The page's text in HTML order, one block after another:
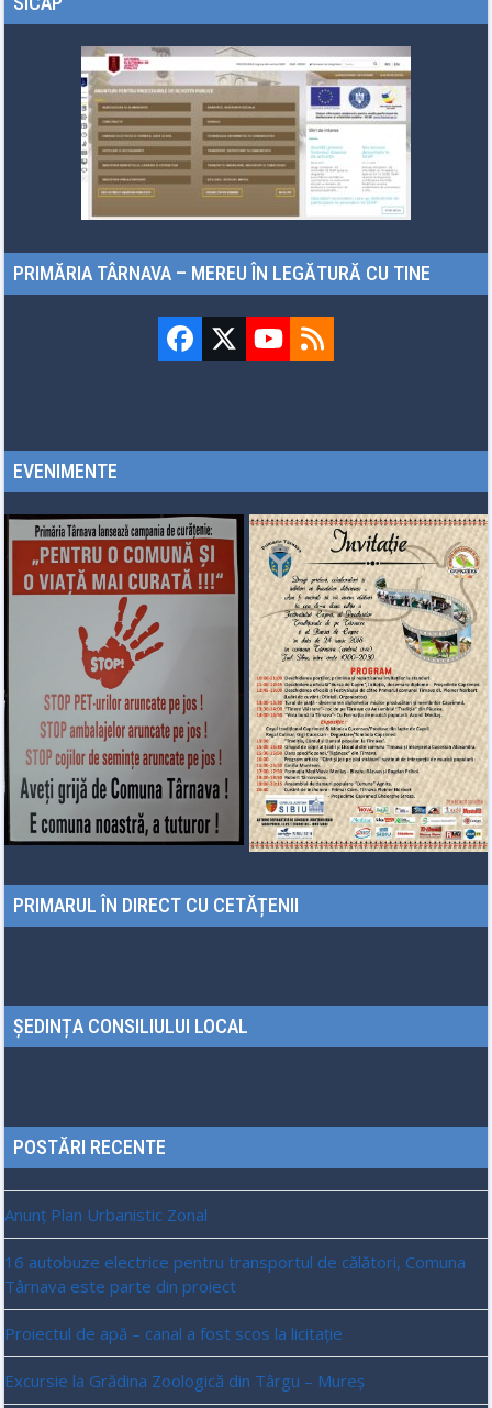
PRIMĂRIA TÂRNAVA – MEREU ÎN LEGĂTURĂ CU TINE
Facebook
TwitterYouTube
RSS
EVENIMENTE
PRIMARUL ÎN DIRECT CU CETĂȚENII
ȘEDINȚA CONSILIULUI LOCAL
POSTĂRI RECENTE
Anunț Plan Urbanistic Zonal
16 autobuze electrice pentru transportul de călători, Comuna
Târnava este parte din proiect
Proiectul de apă – canal a fost scos la licitație
Excursie la Grădina Zoologică din Târgu – Mureș